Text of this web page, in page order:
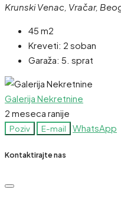
Krunski Venac, Vračar,
45 m2
Kreveti: 2 soban
Garaža: 5. sprat
Galerija Nekretnine
2 meseca ranije
Poziv E-mail WhatsApp
Kontaktirajte nas